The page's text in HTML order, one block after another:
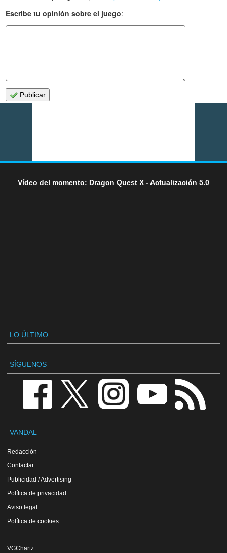
Escribe tu opinión sobre el juego:
Publicar
Vídeo del momento: Dragon Quest X - Actualización 5.0
LO ÚLTIMO
SÍGUENOS
VANDAL
Redacción
Contactar
Publicidad / Advertising
Política de privacidad
Aviso legal
Política de cookies
VGChartz